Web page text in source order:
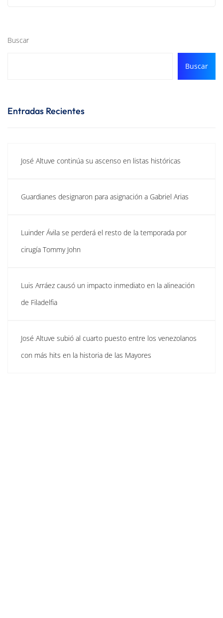
Buscar
Buscar
Entradas Recientes
José Altuve continúa su ascenso en listas históricas
Guardianes designaron para asignación a Gabriel Arias
Luinder Ávila se perderá el resto de la temporada por
cirugía Tommy John
Luis Arráez causó un impacto inmediato en la alineación
de Filadelfia
José Altuve subió al cuarto puesto entre los venezolanos
con más hits en la historia de las Mayores